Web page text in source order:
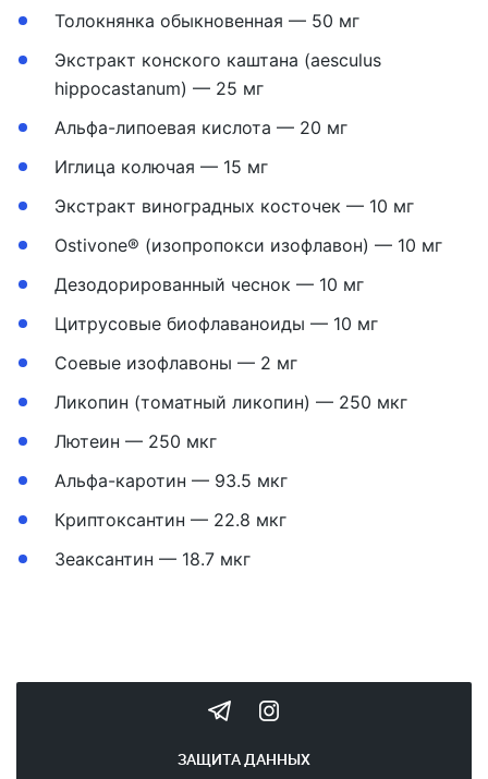
Толокнянка обыкновенная — 50 мг
Экстракт конского каштана (aesculus
hippocastanum) — 25 мг
Альфа-липоевая кислота — 20 мг
Иглица колючая — 15 мг
Экстракт виноградных косточек — 10 мг
Ostivone® (изопропокси изофлавон) — 10 мг
Дезодорированный чеснок — 10 мг
Цитрусовые биофлаваноиды — 10 мг
Соевые изофлавоны — 2 мг
Ликопин (томатный ликопин) — 250 мкг
Лютеин — 250 мкг
Альфа-каротин — 93.5 мкг
Криптоксантин — 22.8 мкг
Зеаксантин — 18.7 мкг
ЗАЩИТА ДАННЫХ